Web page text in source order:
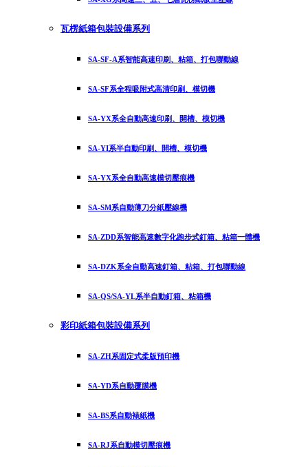
瓦楞紙箱包裝設備系列
SA-SF-A系智能高速印刷、粘箱、打包聯動線
SA-SF系全程吸附式高清印刷、模切機
SA-YX系全自動高速印刷、開槽、模切機
SA-YI系半自動印刷、開槽、模切機
SA-YX系全自動高速模切壓痕機
SA-SM系自動薄刀分紙壓線機
SA-ZDD系智能高速數字化跑步式釘箱、粘箱一體機
SA-DZK系全自動高速釘箱、粘箱、打包聯動線
SA-QS/SA-YL系半自動釘箱、粘箱機
彩印紙箱包裝設備系列
SA-ZH系固定式柔版預印機
SA-YD系自動覆膜機
SA-BS系自動裱紙機
SA-RJ系自動模切壓痕機